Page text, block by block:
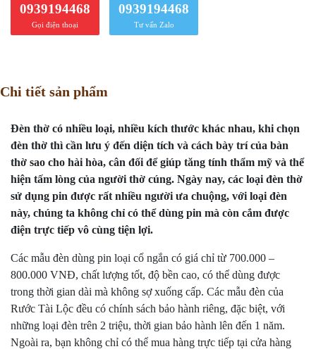
0939194468
Gọi điện thoại
0939194468
Tư vấn Zalo
Chi tiết sản phẩm
Đèn thờ có nhiều loại, nhiều kích thước khác nhau, khi chọn
đèn thờ thì cần lưu ý đến diện tích và cách bày trí của bàn
thờ sao cho hài hòa, cân đối để giúp tăng tính thẩm mỹ và thể
hiện tấm lòng của người thờ cúng. Ngày nay, các loại đèn thờ
sử dụng pin được rất nhiều người ưa chuộng, với loại đèn
này, chúng ta không chỉ có thể dùng pin mà còn cắm được
điện trực tiếp vô cùng tiện lợi.
Các mẫu đèn dùng pin loại cổ ngắn có giá chỉ từ 700.000 –
800.000 VNĐ, chất lượng tốt, độ bền cao, có thể dùng được
trong thời gian dài mà không sợ xuống cấp. Các mẫu đèn của
Rước Tài Lộc đều có chính sách bảo hành riêng, đặc biệt, với
những loại đèn trên 2 triệu, thời gian bảo hành lên đến 1 năm.
Ngoài ra, bạn không chỉ có thể mua hàng trực tiếp tại cửa hàng